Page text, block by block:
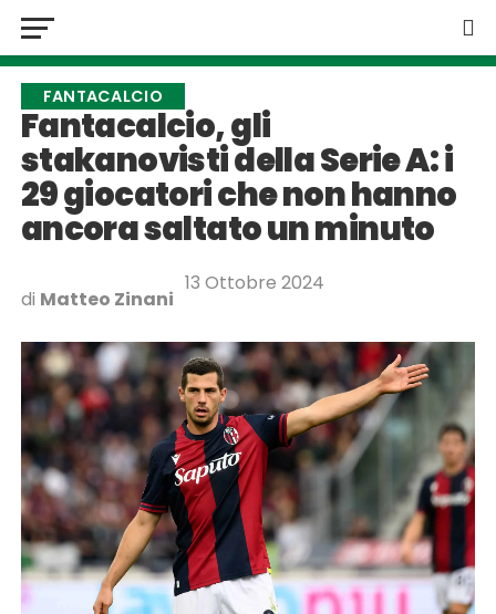
FANTACALCIO
Fantacalcio, gli
stakanovisti della Serie A: i
29 giocatori che non hanno
ancora saltato un minuto
di Matteo Zinani
13 Ottobre 2024